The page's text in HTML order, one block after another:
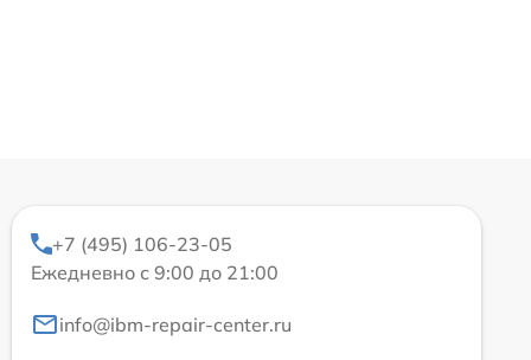
+7 (495) 106-23-05
Ежедневно с 9:00 до 21:00
info@ibm-repair-center.ru